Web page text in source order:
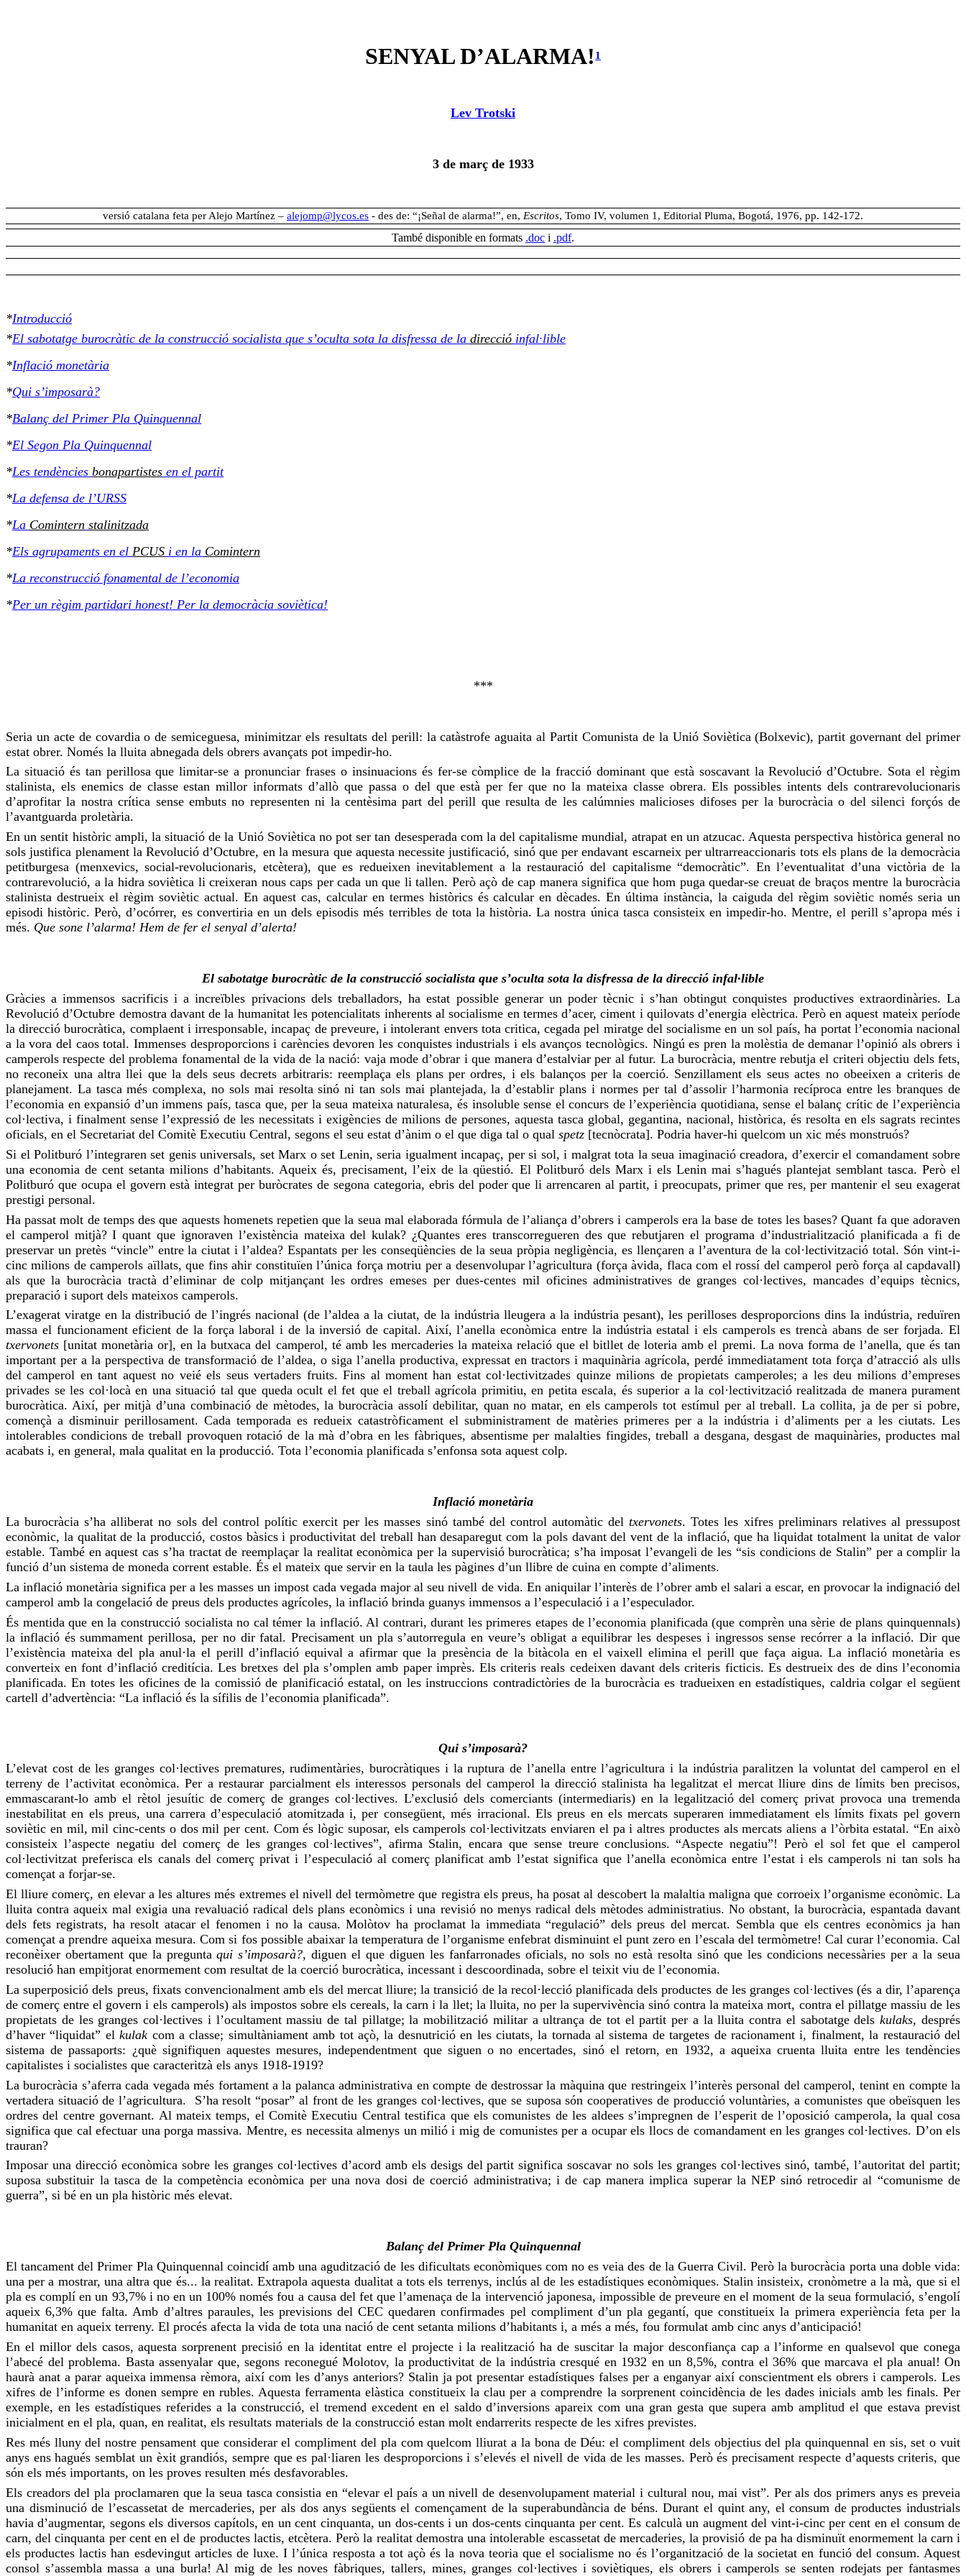
SENYAL D’ALARMA! 1
Lev Trotski
3 de març de 1933
versió catalana feta per Alejo Martínez – alejomp@lycos.es - des de: “¡Señal de alarma!”, en, Escritos, Tomo IV, volumen 1, Editorial Pluma, Bogotá, 1976, pp. 142-172.
També disponible en formats .doc i .pdf.
*Introducció
*El sabotatge burocràtic de la construcció socialista que s’oculta sota la disfressa de la direcció infal·lible
*Inflació monetària
*Qui s’imposarà?
*Balanç del Primer Pla Quinquennal
*El Segon Pla Quinquennal
*Les tendències bonapartistes en el partit
*La defensa de l’URSS
*La Comintern stalinitzada
*Els agrupaments en el PCUS i en la Comintern
*La reconstrucció fonamental de l’economia
*Per un règim partidari honest! Per la democràcia soviètica!
***
Seria un acte de covardia o desemiceguesa, minimitzar els resultatsdel perill: la catàstrofe aguaita al Partit Comunista de la Unió Soviètica (Bolxevic), partit governant del primer
estat obrer. Només la lluita abnegada dels obrers avançats pot impedir-ho.
La situació és tan perillosa que limitar-se a pronunciar frases o insinuacions és fer-se còmplice de la fracció dominant que està soscavant la Revolució d’Octubre. Sota el règim
stalinista, els enemics de classe estan millor informats d’allò que passao del que està per fer que no la mateixa classe obrera. Els possibles intents dels contrarevolucionaris
d’aprofitar la nostra crítica sense embuts no representen ni la centèsima part del perill que resulta de les calúmnies malicioses difoses per la burocràcia o del silenci forçós de
l’avantguarda proletària.
En un sentit històric ampli, la situació de la Unió Soviètica no pot ser tan desesperada com la del capitalisme mundial, atrapat en un atzucac. Aquesta perspectiva històrica general no
sols justifica plenament la Revolució d’Octubre, en la mesura que aquesta necessite justificació, sinó que per endavant escarneix perultrarreaccionaris tots els plans de la democràcia
petitburgesa (menxevics,social-revolucionaris, etcètera), que es redueixen inevitablement a la restauració del capitalisme “democràtic”. En l’eventualitat d’una victòria de la
contrarevolució, a la hidra soviètica li creixeran nous caps per cada un que li tallen. Però açò de cap manera significa que hom puga quedar-se creuatde braços mentre la burocràcia
stalinista destrueix el règim soviètic actual. En aquest cas, calcular en termes històrics és calcular en dècades. En última instància, la caiguda del règim soviètic només seria un
episodi històric. Però, d’ocórrer, es convertiria en un dels episodis més terribles de tota la història. La nostra única tasca consisteix enimpedir-ho. Mentre, el perill s’apropa més i
més. Que sone l’alarma! Hem de fer el senyal d’alerta!
El sabotatge burocràtic de la construcció socialista que s’oculta sota la disfressa de la direcció infal·lible
Gràcies a immensos sacrificis i a increïbles privacions dels treballadors, ha estat possible generar un poder tècnic i s’han obtingut conquistes productives extraordinàries. La
Revolució d’Octubre demostra davant de la humanitat les potencialitats inherents al socialisme en termes d’acer,ciment i quilovats d’energia elèctrica. Però en aquest mateix període
ladirecció burocràtica, complaent i irresponsable, incapaç de preveure, i intolerant envers tota critica, cegada pel miratge del socialisme en un sol país, ha portat l’economia nacional
a la vora del caos total. Immenses desproporcions i carències devoren les conquistes industrials i els avanços tecnològics. Ningú es pren la molèstia de demanar l’opinió als obrers i
camperols respecte del problema fonamental de la vida de la nació: vaja mode d’obrar i que manera d’estalviar per al futur. La burocràcia, mentre rebutja el criteri objectiu dels fets,
no reconeix una altra llei que la dels seus decrets arbitraris: reemplaça els plans per ordres, i els balanços per la coerció. Senzillament els seus actes no obeeixen a criteris de
planejament. La tasca més complexa, no sols mai resolta sinó ni tan sols mai plantejada, la d’establir plans i normes per tal d’assolir l’harmonia recíproca entre les branques de
l’economia en expansió d’un immens país, tasca que, per la seua mateixa naturalesa, és insoluble sense el concurs de l’experiència quotidiana, sense el balanç crític de l’experiència
col·lectiva, i finalment sense l’expressió de les necessitats i exigències de milions de persones, aquesta tasca global, gegantina, nacional, històrica, és resolta en els sagrats recintes
oficials, en el Secretariat del Comitè Executiu Central, segons el seu estat d’ànim o el que diga tal o qual spetz [tecnòcrata]. Podria haver-hi quelcom un xic més monstruós?
Si el Politburó l’integraren set genis universals, set Marx o set Lenin, seria igualment incapaç, per si sol, i malgrat tota la seua imaginació creadora, d’exercir el comandamentsobre
una economia de cent setanta milions d’habitants. Aqueix és, precisament, l’eix de la qüestió. El Politburó dels Marxi els Lenin mai s’hagués plantejat semblant tasca. Però el
Politburó que ocupa el govern està integrat per buròcrates de segona categoria, ebris del poder que li arrencaren al partit, i preocupats, primer que res, per mantenir el seu exagerat
prestigi personal.
Ha passat molt de temps des que aquests homenets repetien que la seua mal elaborada fórmula de l’aliança d’obrers i camperols era la base de totes les bases? Quant fa que adoraven
el camperol mitjà? I quant que ignoraven l’existència mateixa del kulak? ¿Quantes eres transcorregueren des que rebutjaren el programa d’industrialització planificada a fi de
preservar un pretès “vincle” entre la ciutat i l’aldea? Espantats per les conseqüències de la seua pròpia negligència, es llençaren a l’aventura de la col·lectivització total. Són vint-i-
cinc milions de camperols aïllats, que fins ahir constituïen l’única força motriu per a desenvolupar l’agricultura (força àvida, flaca com el rossí del camperol però força al capdavall)
als que la burocràcia tractà d’eliminar de colp mitjançant les ordres emeses per dues-centes mil oficines administratives de granges col·lectives, mancades d’equips tècnics,
preparació i suport dels mateixos camperols.
L’exagerat viratge en la distribució de l’ingrés nacional (de l’aldea a la ciutat, de la indústria lleugera a la indústria pesant), les perilloses desproporcions dins la indústria, reduïren
massa el funcionament eficient de la força laboral i de la inversió de capital. Així, l’anella econòmica entre la indústria estatal i els camperols es trencà abans de ser forjada. El
txervonets [unitat monetàriaor], en la butxaca del camperol, té amb les mercaderies la mateixa relació que el bitllet de loteria amb el premi. La nova forma de l’anella, que és tan
important per a la perspectiva de transformació de l’aldea, o siga l’anella productiva, expressat en tractors i maquinària agrícola, perdé immediatament tota força d’atracció als ulls
del camperol en tant aquest no veié els seus vertaders fruits. Fins al moment han estat col·lectivitzades quinze milions de propietats camperoles; a les deu milions d’empreses
privades se les col·locàen una situació tal que queda ocult el fet que el treball agrícola primitiu, en petita escala, és superior a la col·lectivització realitzada de manera purament
burocràtica. Així, per mitjà d’una combinació de mètodes, la burocràcia assolí debilitar, quan no matar, en els camperols tot estímul per al treball. La collita, ja de per si pobre,
començà a disminuir perillosament. Cada temporada es redueix catastròficament el subministrament de matèries primeres per a la indústria i d’aliments per a les ciutats. Les
intolerables condicions de treball provoquen rotació de la mà d’obra en les fàbriques, absentismeper malalties fingides,treball a desgana,desgast de maquinàries, productes mal
acabats i, en general, mala qualitat en la producció. Tota l’economia planificada s’enfonsa sota aquest colp.
Inflació monetària
La burocràcia s’haalliberat no sols del control polític exercit per les masses sinó també del control automàtic deltxervonets. Totes les xifres preliminars relatives alpressupost
econòmic, la qualitat de la producció, costos bàsics i productivitat del treball han desaparegut com la pols davant del vent de la inflació, que ha liquidat totalment la unitat de valor
estable. També en aquest cas s’ha tractat de reemplaçar la realitat econòmica per la supervisió burocràtica; s’ha imposat l’evangeli de les “sis condicions de Stalin” per a complir la
funció d’un sistema de moneda corrent estable. És el mateix que servir en la taula les pàgines d’un llibre de cuina en compte d’aliments.
La inflació monetària significa per a les masses un impost cada vegada major al seu nivell de vida. En aniquilar l’interès de l’obrer amb el salari a escar, en provocar la indignació del
camperol amb la congelació de preus dels productes agrícoles, la inflació brinda guanys immensos a l’especulació i a l’especulador.
És mentida que en la construcció socialista no cal témer la inflació. Al contrari, durant les primeres etapes de l’economia planificada (que comprèn una sèrie de plans quinquennals)
la inflació és summament perillosa, per no dir fatal. Precisament un pla s’autorregula en veure’s obligat a equilibrar les despeses i ingressos sense recórrer a la inflació. Dir que
l’existència mateixa del pla anul·la el perill d’inflació equival a afirmarque la presència de la bitàcola en el vaixell elimina el perill que faça aigua. La inflació monetària es
converteix en font d’inflació creditícia. Les bretxes del pla s’omplen amb paper imprès. Els criterisreals cedeixen davant dels criteris ficticis. Es destrueix des de dins l’economia
planificada. En totes les oficines de la comissió de planificació estatal, on les instruccions contradictòries de la burocràcia es tradueixen en estadístiques, caldria colgar el següent
cartell d’advertència: “La inflació és la sífilis de l’economia planificada”.
Qui s’imposarà?
L’elevat cost de les granges col·lectives prematures, rudimentàries, burocràtiques i la ruptura de l’anella entre l’agricultura i la indústria paralitzen la voluntat del camperol en el
terreny de l’activitat econòmica. Per a restaurar parcialment els interessos personals del camperol ladirecció stalinista ha legalitzat el mercat lliure dins de límits ben precisos,
emmascarant-lo amb el rètol jesuític de comerç de granges col·lectives. L’exclusió dels comerciants (intermediaris) en la legalització del comerç privat provoca una tremenda
inestabilitat en els preus, una carrera d’especulació atomitzada i, per consegüent, més irracional. Els preus en els mercats superaren immediatament els límits fixats pel govern
soviètic en mil, mil cinc-cents o dos mil per cent. Com és lògic suposar, els camperols col·lectivitzats enviaren el pa i altres productes als mercats aliens a l’òrbita estatal. “En això
consisteix l’aspecte negatiu del comerç de les granges col·lectives”, afirmaStalin, encara que sense treure conclusions. “Aspecte negatiu”! Però el solfet que el camperol
col·lectivitzat preferisca els canals del comerç privat i l’especulació al comerç planificat amb l’estat significa que l’anella econòmica entre l’estat i els camperols ni tan sols ha
començat a forjar-se.
El lliure comerç, en elevar a lesaltures més extremes el nivell del termòmetre que registraels preus, ha posat al descobert la malaltia maligna que corroeix l’organisme econòmic. La
lluita contra aqueix mal exigia una revaluació radical dels plans econòmics i una revisió no menys radical dels mètodes administratius. No obstant, la burocràcia, espantada davant
dels fetsregistrats, ha resolt atacar el fenomen i no la causa. Molòtov ha proclamat la immediata “regulació” dels preus del mercat. Sembla que els centres econòmics ja han
començat a prendre aqueixa mesura. Com si fos possible abaixar la temperatura de l’organisme enfebrat disminuint el punt zero en l’escala del termòmetre! Cal curar l’economia. Cal
reconèixer obertament que la preguntaqui s’imposarà?, diguen el que diguen les fanfarronades oficials, no sols no està resolta sinó que les condicions necessàries per a la seua
resolució han empitjorat enormement com resultat de la coerció burocràtica, incessant i descoordinada, sobre el teixit viu de l’economia.
La superposició dels preus, fixats convencionalment amb els del mercat lliure; la transició de la recol·lecció planificada dels productes de les granges col·lectives (és a dir, l’aparença
de comerç entre el govern i els camperols) als impostos sobre els cereals, la carn i la llet; la lluita, no per la supervivència sinó contra la mateixa mort, contra el pillatge massiu de les
propietats de les granges col·lectives i l’ocultamentmassiu de tal pillatge; la mobilització militar a ultrança de tot el partit per a la lluita contra el sabotatge delskulaks, després
d’haver “liquidat” elkulak com a classe; simultàniament amb tot açò, la desnutrició en les ciutats, la tornada al sistema de targetes de racionament i, finalment, la restauració del
sistema de passaports: ¿què signifiquen aquestes mesures, independentment que siguen o no encertades, sinó el retorn, en 1932, a aqueixa cruenta lluita entre les tendències
capitalistes i socialistes que caracteritzà els anys 1918-1919?
La burocràcia s’aferra cada vegada més fortament a la palanca administrativa en compte de destrossar la màquina que restringeix l’interès personal del camperol, tenint en compte la
vertadera situació de l’agricultura. S’ha resolt “posar” al front de les granges col·lectives, que se suposa són cooperatives de producció voluntàries, a comunistes que obeïsquen les
ordres del centre governant. Al mateix temps, el Comitè Executiu Central testifica que els comunistes de les aldees s’impregnen de l’esperit de l’oposició camperola,la qual cosa
significa que cal efectuar una porga massiva. Mentre, es necessita almenys un milió i mig de comunistes per a ocupar els llocsde comandamenten les granges col·lectives. D’on els
trauran?
Imposar una direccióeconòmica sobre les granges col·lectives d’acord amb els desigs del partit significa soscavar no sols les granges col·lectives sinó, també, l’autoritat del partit;
suposa substituir la tasca de la competència econòmica per una nova dosi de coerció administrativa; i de cap manera implica superar laNEPsinó retrocedir al “comunisme de
guerra”, si bé en un pla històric més elevat.
Balanç del Primer Pla Quinquennal
El tancament del Primer Pla Quinquennal coincidí amb una agudització de les dificultats econòmiques com no es veia des de la Guerra Civil. Però la burocràcia porta una doble vida:
una per a mostrar, una altra que és... la realitat. Extrapola aquesta dualitat a tots els terrenys, inclús al de les estadístiques econòmiques. Stalin insisteix, cronòmetre a la mà, que si el
pla es complí en un 93,7% i no en un 100% només fou a causa del fet que l’amenaça de la intervenció japonesa, impossible de preveure en el moment de la seua formulació, s’engolí
aqueix 6,3% que falta. Amb d’altres paraules, les previsions del CEC quedaren confirmades pel compliment d’un pla gegantí, que constitueix la primera experiència feta per la
humanitat en aqueix terreny. El procés afecta la vida de tota una nació de cent setanta milions d’habitants i, a més a més, fou formulat amb cinc anys d’anticipació!
En el millor dels casos, aquesta sorprenent precisió en la identitat entre el projecte i la realització ha de suscitar la major desconfiança cap a l’informe en qualsevol que conega
l’abecé del problema. Basta assenyalar que, segons reconegué Molotov, la productivitat de la indústria cresqué en 1932 en un 8,5%, contra el 36% que marcava el pla anual! On
haurà anat a parar aqueixa immensa rèmora, així com les d’anys anteriors? Stalin ja pot presentar estadístiques falses per a enganyar així conscientment els obrers i camperols. Les
xifres de l’informe es donen sempre en rubles. Aquesta ferramenta elàstica constitueix la clau per a comprendre la sorprenent coincidència de les dades inicials amb les finals. Per
exemple, en les estadístiques referides a la construcció, el tremend excedent en el saldo d’inversions apareix com una gran gesta que supera amb amplitud el que estava previst
inicialment en el pla, quan, en realitat, els resultats materials de la construcció estan molt endarrerits respecte de les xifres previstes.
Res més lluny del nostre pensament que considerar el compliment del pla comquelcom lliurat a la bona de Déu: el compliment dels objectius del pla quinquennal en sis, set o vuit
anys ens hagués semblat un èxit grandiós, sempre que es pal·liaren les desproporcions i s’elevés el nivell de vida de les masses. Però és precisament respecte d’aquests criteris, que
són els més importants, on les proves resulten més desfavorables.
Els creadors del pla proclamaren que la seua tasca consistia en “elevar el país a un nivell de desenvolupament material i cultural nou, mai vist”. Per als dos primers anys es preveia
una disminució de l’escassetat de mercaderies, per als dos anys següents el començament de la superabundància de béns. Durant el quint any, el consum de productes industrials
havia d’augmentar, segons els diversos capítols, en un cent cinquanta, un dos-cents i un dos-cents cinquanta per cent. Es calculà un augment del vint-i-cinc per cent en el consum de
carn, del cinquanta per cent en el de productes lactis, etcètera. Però la realitat demostra una intolerable escassetat de mercaderies, la provisió de pa ha disminuït enormement la carn i
els productes lactis han esdevingut articles de luxe. I l’única resposta a tot açò és la nova teoria que el socialisme no és l’organització de la societat en funció del consum. Aquest
consol s’assembla massa a una burla! Al mig de les noves fàbriques, tallers, mines, granges col·lectives i soviètiques, els obrers i camperols se senten rodejats per fantasmes